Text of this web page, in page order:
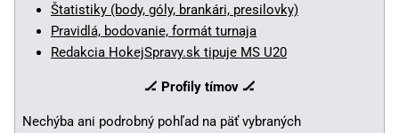
Štatistiky (body, góly, brankári, presilovky)
Pravidlá, bodovanie, formát turnaja
Redakcia HokejSpravy.sk tipuje MS U20
🏒 Profily tímov 🏒
Nechýba ani podrobný pohľad na päť vybraných